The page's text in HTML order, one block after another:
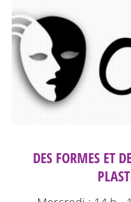
DES FORMES ET